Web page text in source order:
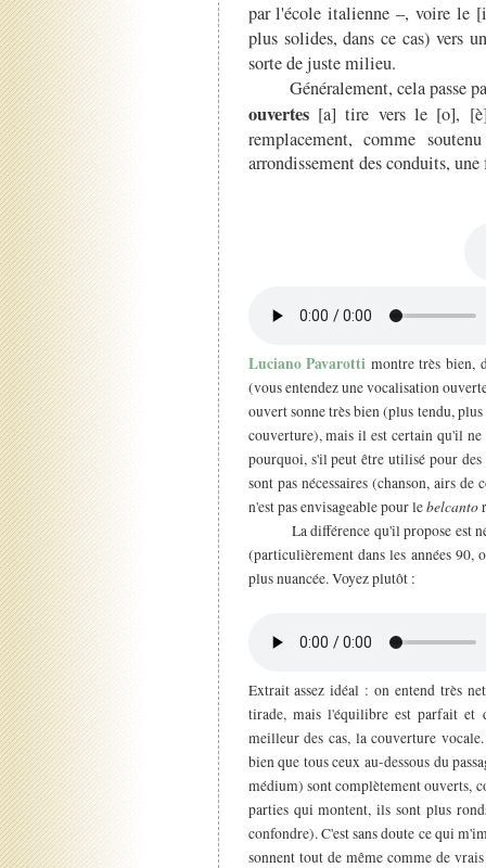
par l'école italienne –, voire le
plus solides, dans ce cas) vers
sorte de juste milieu.
Généralement, cela passe
ouvertes[a] tire vers le [o], [è]
remplacement, comme
arrondissement des conduits,
Luciano Pavarotti montre très bien,
(vous entendez une vocalisation
ouvert sonne très bien (plus tendu,
couverture), mais il est certain qu'il
pourquoi, s'il peut être utilisé pour
sont pas nécessaires (chanson, airs
n'est pas envisageable pour lebelcanto
La différence qu'il propose est
(particulièrement dans les années 90,
plus nuancée. Voyez plutôt :
Extrait assez idéal : on entend très
tirade, mais l'équilibre est parfait et
meilleur des cas, la couverture
bien que tous ceux au-dessous du
médium) sont complètement ouverts,
parties qui montent, ils sont plus
confondre). C'est sans doute ce qui
sonnent tout de même comme de